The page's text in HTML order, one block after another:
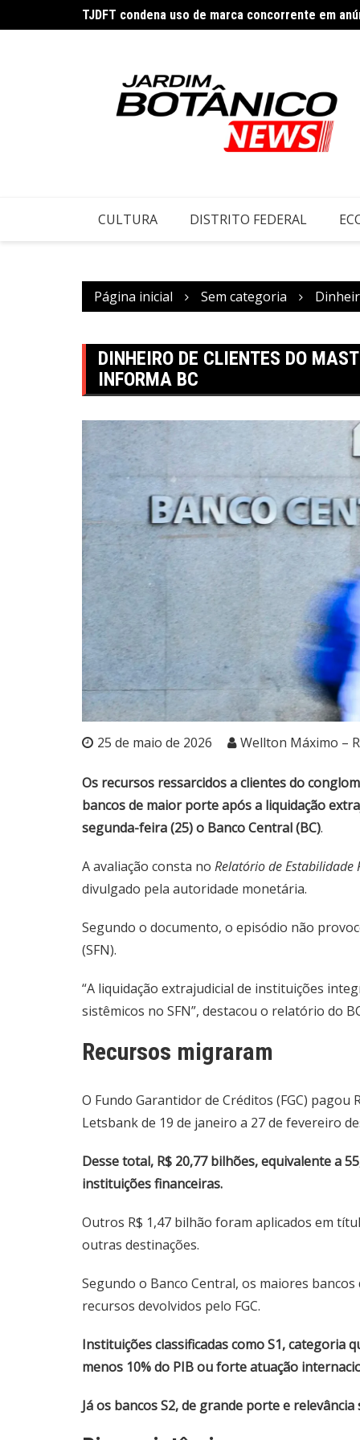
para
TJDFT marca audiência pública sobre a Capela
CULTURA DISTRITO FEDERAL
Página inicial Sem categoria
DINHEIRO DE CLIENTES DO
INFORMA BC
25 de maio de 2026 Wellton Máximo –
Os recursos ressarcidos a clientes do
bancos de maior porte após a liquidação
segunda-feira (25) o Banco Central (BC).
A avaliação consta no Relatório de Estabilidade
divulgado pela autoridade monetária.
Segundo o documento, o episódio não
(SFN).
“A liquidação extrajudicial de instituições
sistêmicos no SFN”, destacou o relatório do
Recursos migraram
O Fundo Garantidor de Créditos (FGC)
Letsbank de 19 de janeiro a 27 de fevereiro
Desse total, R$ 20,77 bilhões, equivalente a
instituições financeiras.
Outros R$ 1,47 bilhão foram aplicados em
outras destinações.
Segundo o Banco Central, os maiores
recursos devolvidos pelo FGC.
Instituições classificadas como S1, categoria
menos 10% do PIB ou forte atuação
Já os bancos S2, de grande porte e